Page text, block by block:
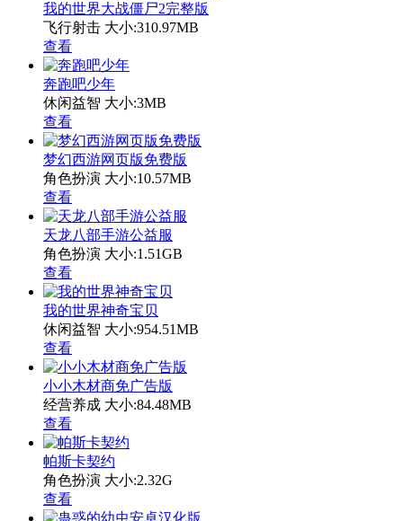
我的世界大战僵尸2完整版
飞行射击 大小:310.97MB
查看
奔跑吧少年
休闲益智 大小:3MB
查看
梦幻西游网页版免费版
角色扮演 大小:10.57MB
查看
天龙八部手游公益服
角色扮演 大小:1.51GB
查看
我的世界神奇宝贝
休闲益智 大小:954.51MB
查看
小小木材商免广告版
经营养成 大小:84.48MB
查看
帕斯卡契约
角色扮演 大小:2.32G
查看